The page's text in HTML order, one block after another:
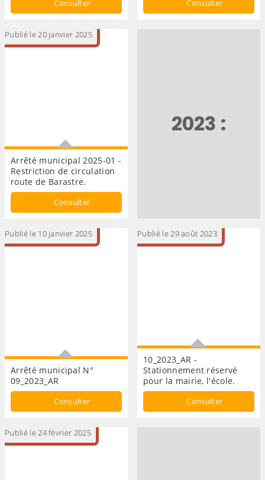
Consulter Consulter
Publié le 20 janvier 2025
Arrêté municipal 2025-01 -
Restriction de circulation
route de Barastre.
Arrêté municipalConsulter
2023 :
Publié le 10 janvier 2025
Arrêté municipal N°
09_2023_AR
Arrêté municipalConsulter
Publié le 29 août 2023
10_2023_AR -
Stationnement réservé
pour la mairie, l'école.
StationnementConsulter
Publié le 24 février 2025